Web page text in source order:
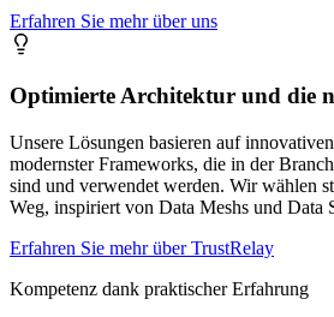
Erfahren Sie mehr über uns
Optimierte Architektur und die
Unsere Lösungen basieren auf
modernster Frameworks, die in der
sind und verwendet werden. Wir wählen
Weg, inspiriert von Data Meshs und Data
Erfahren Sie mehr über TrustRelay
Kompetenz dank praktischer Erfahrung